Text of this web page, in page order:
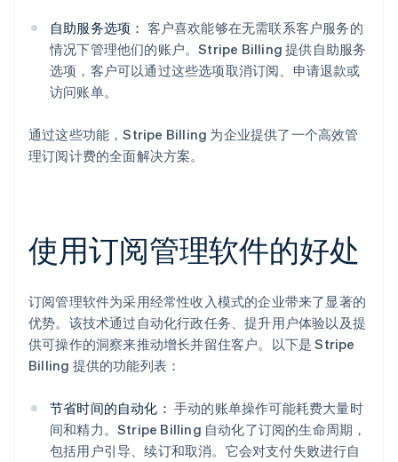
自助服务选项： 客户喜欢能够在无需联系客户服务的
情况下管理他们的账户。Stripe Billing 提供自助服务
选项，客户可以通过这些选项取消订阅、申请退款或
访问账单。
通过这些功能，Stripe Billing 为企业提供了一个高效管
理订阅计费的全面解决方案。
使用订阅管理软件的好处
订阅管理软件为采用经常性收入模式的企业带来了显著的
优势。该技术通过自动化行政任务、提升用户体验以及提
供可操作的洞察来推动增长并留住客户。以下是 Stripe
Billing 提供的功能列表：
节省时间的自动化： 手动的账单操作可能耗费大量时
间和精力。Stripe Billing 自动化了订阅的生命周期，
包括用户引导、续订和取消。它会对支付失败进行自